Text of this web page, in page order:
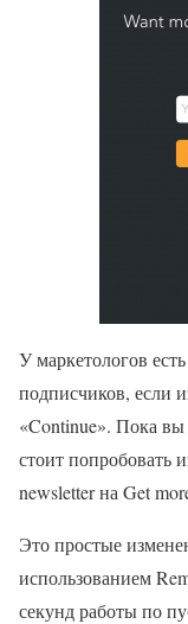
У маркетологов
подписчиков, если
«Continue». Пока
стоит попробовать
newsletter на Get
Это простые
использованием
секунд работы по